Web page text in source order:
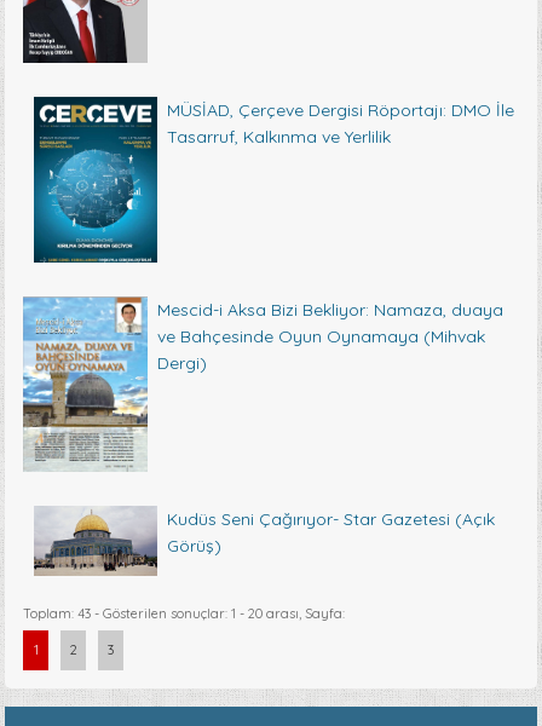
MÜSİAD, Çerçeve Dergisi Röportajı: DMO İle
Tasarruf, Kalkınma ve Yerlilik
Mescid-i Aksa Bizi Bekliyor: Namaza, duaya
ve Bahçesinde Oyun Oynamaya (Mihvak
Dergi)
Kudüs Seni Çağırıyor- Star Gazetesi (Açık
Görüş)
Toplam: 43 - Gösterilen sonuçlar: 1 - 20 arası, Sayfa:
1 2 3